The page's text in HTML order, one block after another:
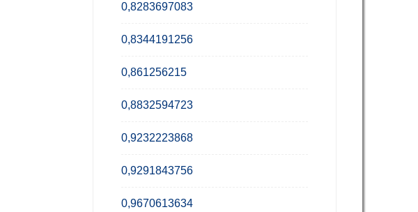
0,8283697083
0,8344191256
0,861256215
0,8832594723
0,9232223868
0,9291843756
0,9670613634